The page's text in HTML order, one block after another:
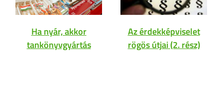
Ha nyár, akkor
tankönyvgyártás
Az érdekképviselet
rögös útjai (2. rész)